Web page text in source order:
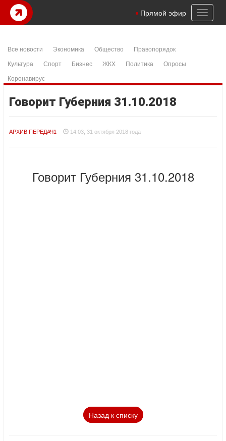
Toggle
Прямой эфир
Все новости Экономика Общество
Правопорядок
Культура
Спорт Бизнес ЖКХ Политика
Опросы
Коронавирус
Говорит Губерния 31.10.2018
АРХИВ ПЕРЕДАЧ1 14:03, 31 октября 2018 года
Говорит Губерния 31.10.2018
Назад к списку